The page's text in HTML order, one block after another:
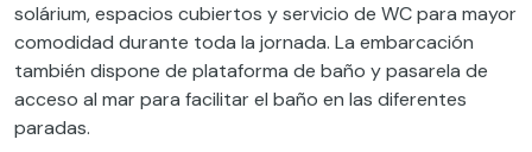
solárium, espacios cubiertos y servicio de WC para mayor
comodidad durante toda la jornada. La embarcación
también dispone de plataforma de baño y pasarela de
acceso al mar para facilitar el baño en las diferentes
paradas.